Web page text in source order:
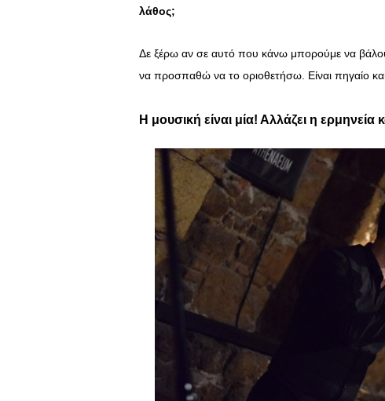
λάθος;
Δε ξέρω αν σε αυτό που κάνω μπορούμε να
να προσπαθώ να το οριοθετήσω. Είναι πηγαίο
Η μουσική είναι μία! Αλλάζει η ερμηνεία